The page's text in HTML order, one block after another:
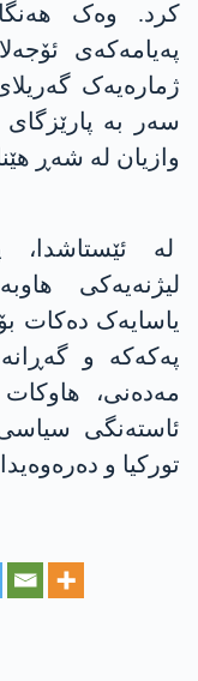
کرد. وەک
ژمارەیەک
سەر بە
وازیان لە شەڕ
لە ئێستاشدا،
لیژنەیەکی
یاسایەک دەکات
پەکەکە و
مەدەنی،
ئاستەنگی
تورکیا و